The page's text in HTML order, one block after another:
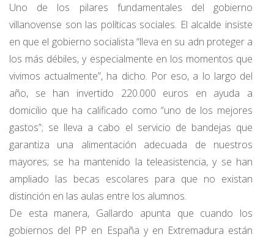
Uno de los pilares fundamentales del gobierno
villanovense son las políticas sociales. El alcalde insiste
en que el gobierno socialista “lleva en su adn proteger a
los más débiles, y especialmente en los momentos que
vivimos actualmente”, ha dicho. Por eso, a lo largo del
año, se han invertido 220.000 euros en ayuda a
domicilio que ha calificado como “uno de los mejores
gastos”; se lleva a cabo el servicio de bandejas que
garantiza una alimentación adecuada de nuestros
mayores; se ha mantenido la teleasistencia, y se han
ampliado las becas escolares para que no existan
distinción en las aulas entre los alumnos.
De esta manera, Gallardo apunta que cuando los
gobiernos del PP en España y en Extremadura están